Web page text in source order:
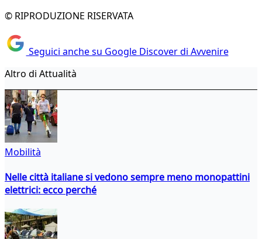
© RIPRODUZIONE RISERVATA
Seguici anche su Google Discover di Avvenire
Altro di Attualità
Mobilità
Nelle città italiane si vedono sempre meno monopattini
elettrici: ecco perché